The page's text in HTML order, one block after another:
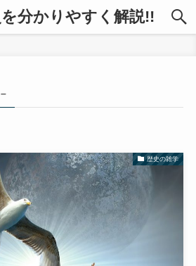
を分かりやすく解説!!
歴史の雑学